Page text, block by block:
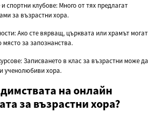
спортни клубове: Много от тях предлагат
за възрастни хора.
Ако сте вярващ, църквата или храмът могат
място за запознанства.
Записването в клас за възрастни може да
ученолюбиви хора.
на онлайн
за възрастни хора?